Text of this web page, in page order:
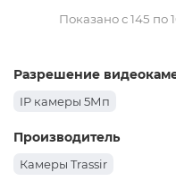
Показано с 145 по
Разрешение
IP камеры 5Мп
Производитель
Камеры Trassir